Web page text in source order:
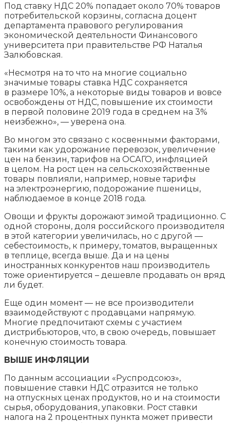
Под ставку НДС 20% попадает около 70% товаров
потребительской корзины, согласна доцент
департамента правового регулирования
экономической деятельности Финансового
университета при правительстве РФ Наталья
Залюбовская.
«Несмотря на то что на многие социально
значимые товары ставка НДС сохраняется
в размере 10%, а некоторые виды товаров и вовсе
освобождены от НДС, повышение их стоимости
в первой половине 2019 года в среднем на 3%
неизбежно», — уверена она.
Во многом это связано с косвенными факторами,
такими как удорожание перевозок, увеличение
цен на бензин, тарифов на ОСАГО, инфляцией
в целом. На рост цен на сельскохозяйственные
товары повлияли, например, новые тарифы
на электроэнергию, подорожание пшеницы,
наблюдаемое в конце 2018 года.
Овощи и фрукты дорожают зимой традиционно. С
одной стороны, доля российского производителя
в этой категории увеличилась, но с другой —
себестоимость, к примеру, томатов, выращенных
в теплице, всегда выше. Да и на цены
иностранных конкурентов наш производитель
тоже ориентируется – дешевле продавать он вряд
ли будет.
Еще один момент — не все производители
взаимодействуют с продавцами напрямую.
Многие предпочитают схемы с участием
дистрибьюторов, что, в свою очередь, повышает
конечную стоимость товара.
ВЫШЕ ИНФЛЯЦИИ
По данным ассоциации «Руспродсоюз»,
повышение ставки НДС отразится не только
на отпускных ценах продуктов, но и на стоимости
сырья, оборудования, упаковки. Рост ставки
налога на 2 процентных пункта может привести